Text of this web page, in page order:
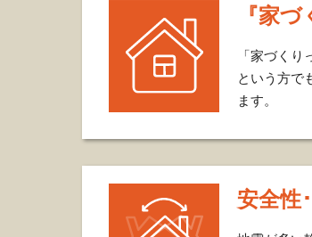
『家
「家づくり
という方で
ます。
安全性